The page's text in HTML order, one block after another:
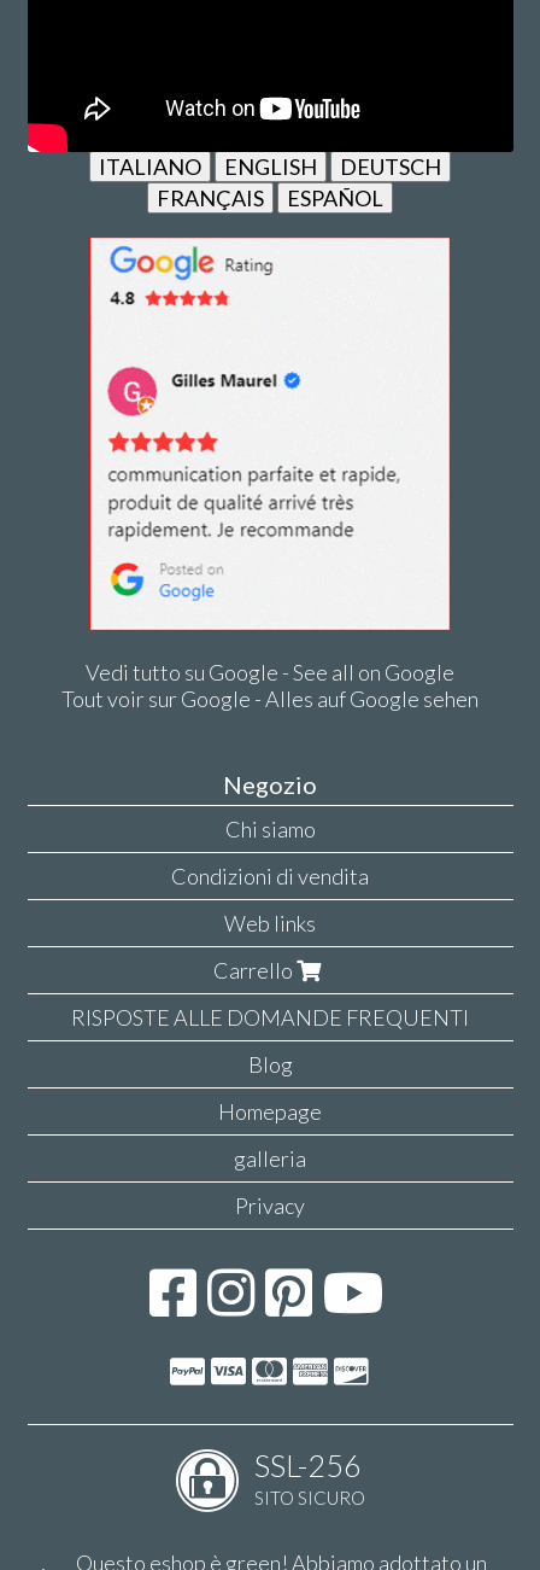
ITALIANO ENGLISH
DEUTSCH
FRANÇAIS
ESPAÑOL
Vedi tutto su Google - See all on Google
Tout voir sur Google - Alles auf Google sehen
Negozio
Chi siamo
Condizioni di vendita
Web links
Carrello
RISPOSTE ALLE DOMANDE FREQUENTI
Blog
Homepage
galleria
Privacy
SSL-256
SITO SICURO
Questo eshop è green! Abbiamo adottato un